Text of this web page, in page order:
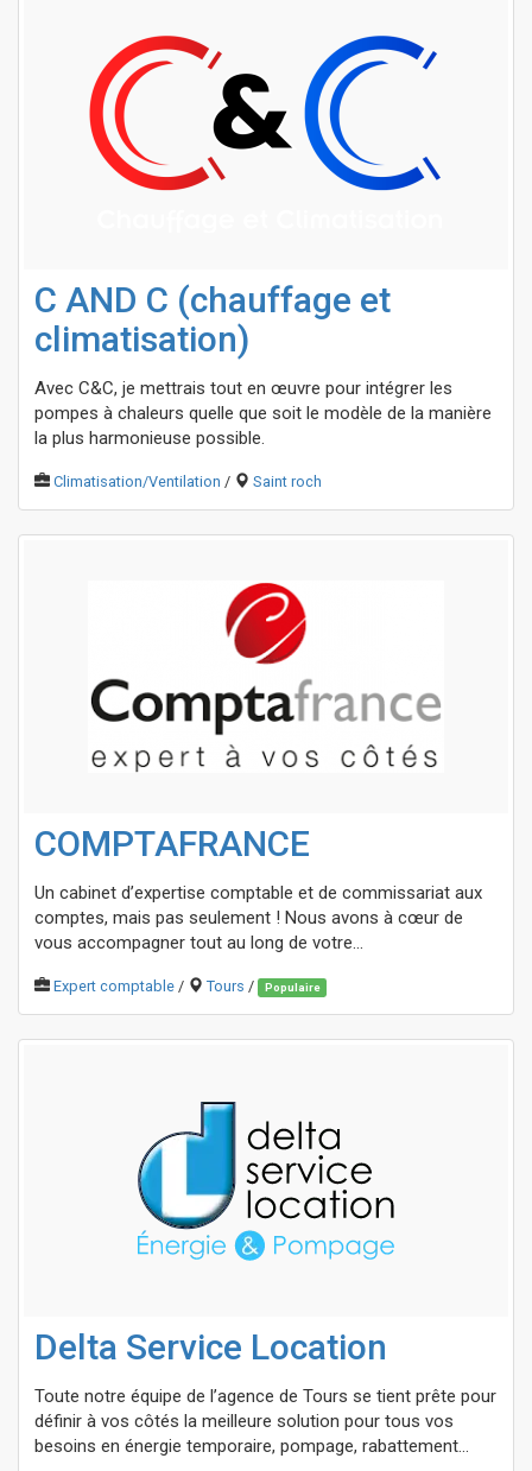
C AND C (chauffage et
climatisation)
Avec C&C, je mettrais tout en œuvre pour intégrer les
pompes à chaleurs quelle que soit le modèle de la manière
la plus harmonieuse possible.
Climatisation/Ventilation / Saint roch
COMPTAFRANCE
Un cabinet d’expertise comptable et de commissariat aux
comptes, mais pas seulement ! Nous avons à cœur de
vous accompagner tout au long de votre...
Expert comptable / Tours / Populaire
Delta Service Location
Toute notre équipe de l’agence de Tours se tient prête pour
définir à vos côtés la meilleure solution pour tous vos
besoins en énergie temporaire, pompage, rabattement...